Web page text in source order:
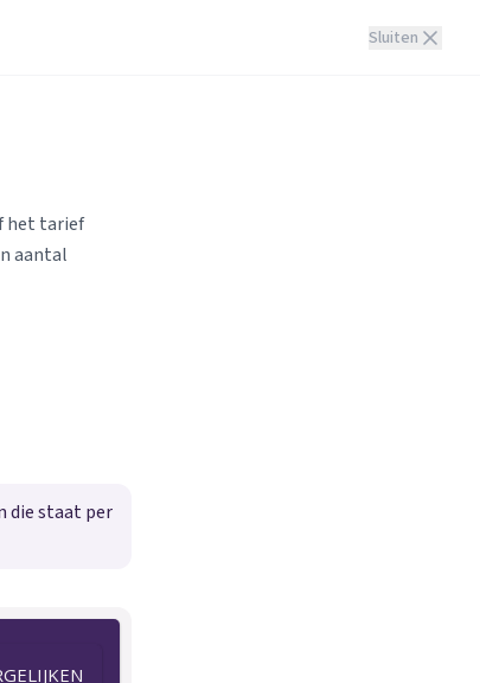
Sluiten
het tarief
aantal
die staat per